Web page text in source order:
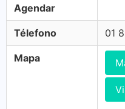
Agendar
Télefono 01
Mapa